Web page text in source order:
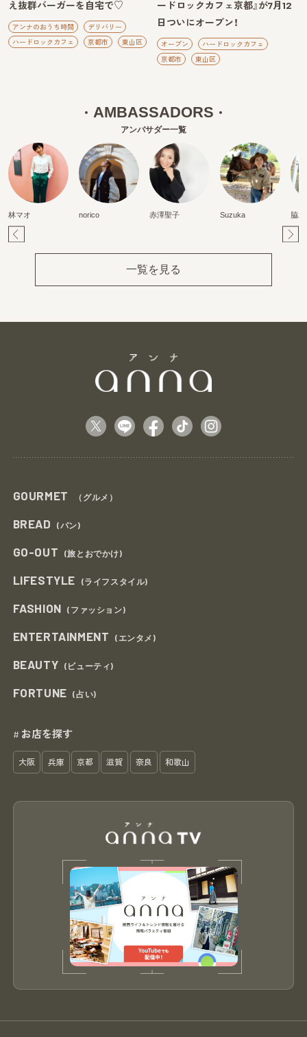
え抜群バーガーを自宅で♡
アンナのおうち時間
デリバリー
ハードロックカフェ
京都市 東山区
ードロックカフェ京都』が7月12
日ついにオープン！
オープン
ハードロックカフェ
京都市
東山区
AMBASSADORS
アンバサダー一覧
林マオ norico 赤澤聖子 Suzuka 脇
一覧を見る
GOURMET （グルメ）
BREAD (パン)
GO-OUT (旅とおでかけ)
LIFESTYLE (ライフスタイル)
FASHION (ファッション)
ENTERTAINMENT (エンタメ)
BEAUTY (ビューティ)
FORTUNE (占い)
# お店を探す
大阪 兵庫 京都 滋賀 奈良 和歌山